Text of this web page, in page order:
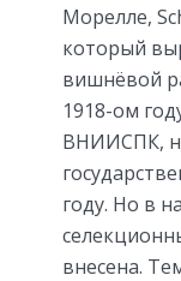
Морелле,
который
вишнёвой
1918-ом
ВНИИСПК,
году. Но в
внесена.